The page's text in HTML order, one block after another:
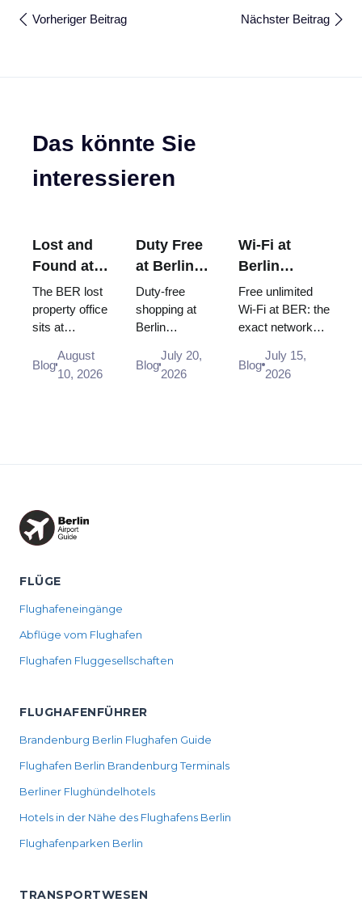
Vorheriger Beitrag Nächster Beitrag
Das könnte Sie
interessieren
Lost and
Found at
Berlin
Airport
(BER):
Where to
Report It,
The BER lost
property office
sits at
level U1, by
the railway
Blog
August
10, 2026
Duty Free
at Berlin
Airport
(BER):
Shops,
Locations
& Rules
Duty-free
shopping at
Berlin
Airport (BER):
Heinemann
Blog
July 20,
2026
Wi-Fi at
Berlin
Brandenburg
Airport
(BER): Free,
Unlimited
and How to
Free unlimited
Wi-Fi at BER: the
exact network
in, where the
desks and power
Blog
July 15,
2026
FLÜGE
Flughafeneingänge
Abflüge vom Flughafen
Flughafen Fluggesellschaften
FLUGHAFENFÜHRER
Brandenburg Berlin Flughafen Guide
Flughafen Berlin Brandenburg Terminals
Berliner Flughündelhotels
Hotels in der Nähe des Flughafens Berlin
Flughafenparken Berlin
TRANSPORTWESEN